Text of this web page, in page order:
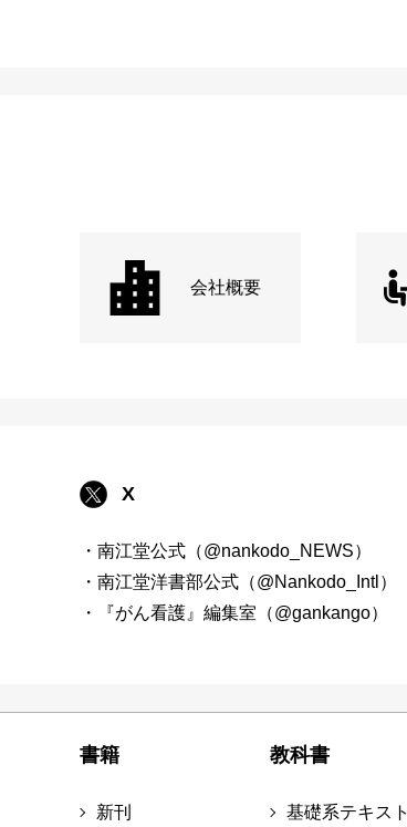
会社概要
X
・南江堂公式（@nankodo_NEWS）
・南江堂洋書部公式（@Nankodo_Intl）
・『がん看護』編集室（@gankango）
書籍
新刊
教科書
基礎系テキスト